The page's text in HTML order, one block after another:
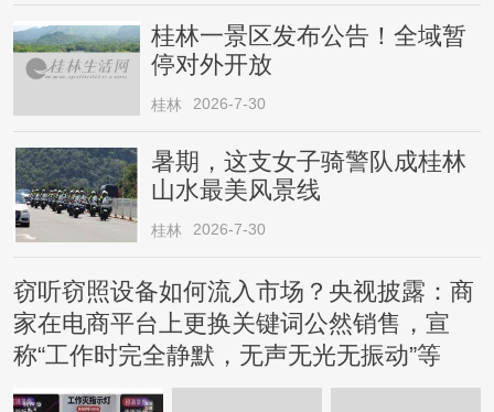
桂林一景区发布公告！全域暂
停对外开放
桂林 2026-7-30
暑期，这支女子骑警队成桂林
山水最美风景线
桂林 2026-7-30
窃听窃照设备如何流入市场？央视披露：商
家在电商平台上更换关键词公然销售，宣
称“工作时完全静默，无声无光无振动”等